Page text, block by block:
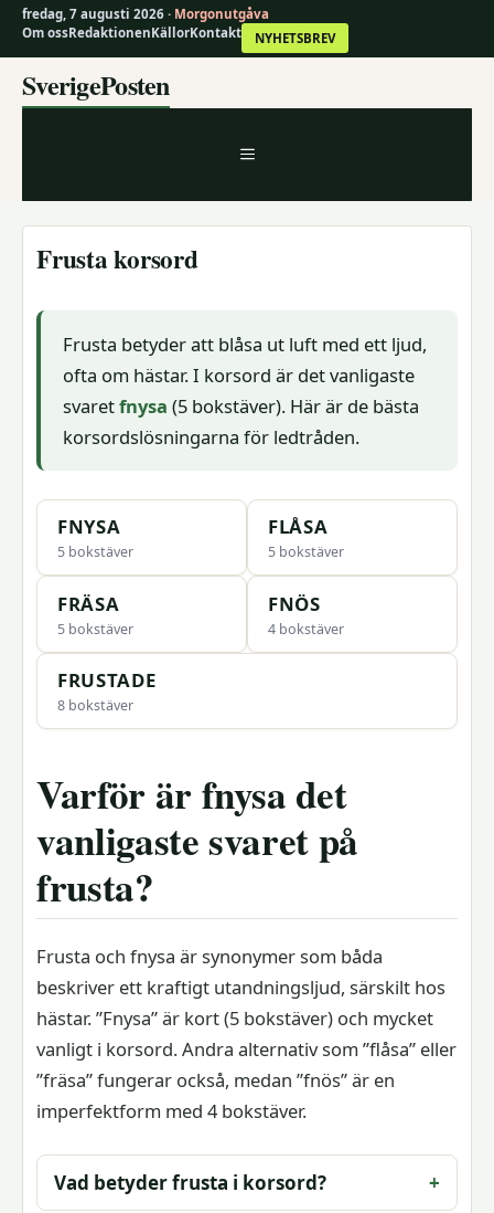
fredag, 7 augusti 2026 · Morgonutgåva
Om ossRedaktionenKällorKontakt NYHETSBREV
SverigePosten
MENY
Frusta korsord
Frusta betyder att blåsa ut luft med ett ljud,
ofta om hästar. I korsord är det vanligaste
svaretfnysa (5 bokstäver). Här är de bästa
korsordslösningarna för ledtråden.
FNYSA
5 bokstäver
FLÅSA
5 bokstäver
FRÄSA
5 bokstäver
FNÖS
4 bokstäver
FRUSTADE
8 bokstäver
Varför är fnysa det
vanligaste svaret på
frusta?
Frusta och fnysa är synonymer som båda
beskriver ett kraftigt utandningsljud, särskilt hos
hästar. ”Fnysa” är kort (5 bokstäver) och mycket
vanligt i korsord. Andra alternativ som ”flåsa” eller
”fräsa” fungerar också, medan ”fnös” är en
imperfektform med 4 bokstäver.
Vad betyder frusta i korsord?